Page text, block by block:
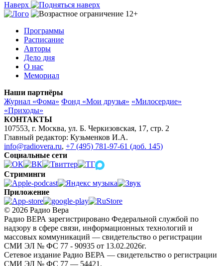
Наверх
Программы
Расписание
Авторы
Дело дня
О нас
Мемориал
Наши партнёры
Журнал «Фома» Фонд «Мои друзья» «Милосердие»
«Приходы»
КОНТАКТЫ
107553, г. Москва, ул. Б. Черкизовская, 17, стр. 2
Главный редактор: Кузьменков И.А.
info@radiovera.ru, +7 (495) 781-97-61 (доб. 145)
Социальные сети
Стриминги
Приложение
© 2026 Радио Вера
Радио ВЕРА зарегистрировано Федеральной службой по
надзору в сфере связи, информационных технологий и
массовых коммуникаций — свидетельство о регистрации
СМИ ЭЛ № ФС 77 - 90935 от 13.02.2026г.
Сетевое издание Радио ВЕРА — свидетельство о регистрации
СМИ ЭЛ № ФС 77 — 54421.